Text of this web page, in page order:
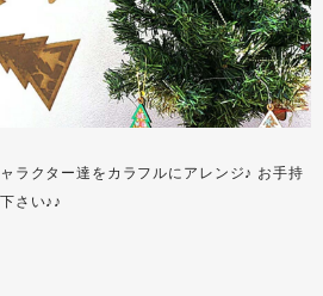
ラクター達をカラフルにアレンジ♪ お手持
さい♪♪